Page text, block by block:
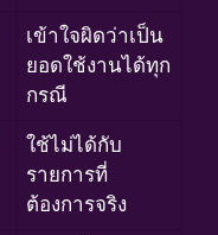
เข้าใจผิดว่าเป็น
ยอดใช้งานได้ทุก
กรณี
ใช้ไม่ได้กับ
รายการที่
ต้องการจริง